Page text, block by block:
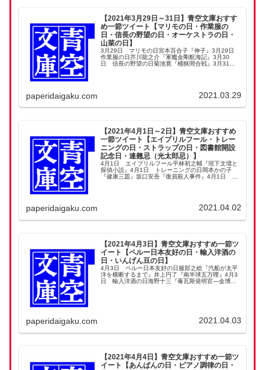
【2021年3月29日～31日】青空文庫おすす
め一節ツイート【マリモの日・作業服の
日・信長の野望の日・オーケストラの日・
山菜の日】
3月29日 マリモの日宮本百合子『伸子』3月29日
作業服の日芥川龍之介『軍艦金剛航海記』3月30
日 信長の野望の日菊池寛『桶狭間合戦』3月31
paperidaigaku.com 2021.03.29
【2021年4月1日～2日】青空文庫おすすめ
一節ツイート【エイプリルフール・トレー
ニングの日・ストラップの日・図書館開設
記念日・連翹忌（光太郎忌）】
4月1日 エイプリルフール平林初之輔『現下文壇と
探偵小説』4月1日 トレーニングの日岡本かの子
『健康三題』坂口安吾『復員殺人事件』4月1日 ス
paperidaigaku.com 2021.04.02
【2021年4月3日】青空文庫おすすめ一節ツ
イート【ペルー日本友好の日・輸入洋酒の
日・いんげん豆の日】
4月3日 ペルー日本友好の日服部之総『汽船が太平
洋を横断するまで』井上円了『南半球五万哩』4月3
日 輸入洋酒の日海野十三『毒瓦斯発明官―金博士
paperidaigaku.com 2021.04.03
【2021年4月4日】青空文庫おすすめ一節ツ
イート【あんぱんの日・ピアノ調律の日・